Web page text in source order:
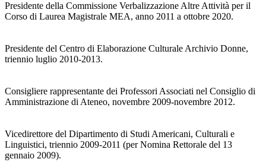
Presidente della Commissione Verbalizzazione Altre Attività per il
Corso di Laurea Magistrale MEA, anno 2011 a ottobre 2020.
Presidente del Centro di Elaborazione Culturale Archivio Donne,
triennio luglio 2010-2013.
Consigliere rappresentante dei Professori Associati nel Consiglio di
Amministrazione di Ateneo, novembre 2009-novembre 2012.
Vicedirettore del Dipartimento di Studi Americani, Culturali e
Linguistici, triennio 2009-2011 (per Nomina Rettorale del 13
gennaio 2009).